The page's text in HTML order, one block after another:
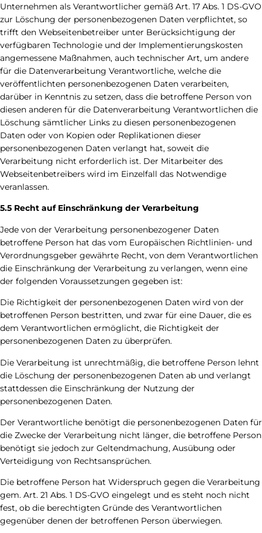
Unternehmen als Verantwortlicher gemäß Art. 17 Abs. 1 DS-GVO
zur Löschung der personenbezogenen Daten verpflichtet, so
trifft den Webseitenbetreiber unter Berücksichtigung der
verfügbaren Technologie und der Implementierungskosten
angemessene Maßnahmen, auch technischer Art, um andere
für die Datenverarbeitung Verantwortliche, welche die
veröffentlichten personenbezogenen Daten verarbeiten,
darüber in Kenntnis zu setzen, dass die betroffene Person von
diesen anderen für die Datenverarbeitung Verantwortlichen die
Löschung sämtlicher Links zu diesen personenbezogenen
Daten oder von Kopien oder Replikationen dieser
personenbezogenen Daten verlangt hat, soweit die
Verarbeitung nicht erforderlich ist. Der Mitarbeiter des
Webseitenbetreibers wird im Einzelfall das Notwendige
veranlassen.
5.5 Recht auf Einschränkung der Verarbeitung
Jede von der Verarbeitung personenbezogener Daten
betroffene Person hat das vom Europäischen Richtlinien- und
Verordnungsgeber gewährte Recht, von dem Verantwortlichen
die Einschränkung der Verarbeitung zu verlangen, wenn eine
der folgenden Voraussetzungen gegeben ist:
Die Richtigkeit der personenbezogenen Daten wird von der
betroffenen Person bestritten, und zwar für eine Dauer, die es
dem Verantwortlichen ermöglicht, die Richtigkeit der
personenbezogenen Daten zu überprüfen.
Die Verarbeitung ist unrechtmäßig, die betroffene Person lehnt
die Löschung der personenbezogenen Daten ab und verlangt
stattdessen die Einschränkung der Nutzung der
personenbezogenen Daten.
Der Verantwortliche benötigt die personenbezogenen Daten für
die Zwecke der Verarbeitung nicht länger, die betroffene Person
benötigt sie jedoch zur Geltendmachung, Ausübung oder
Verteidigung von Rechtsansprüchen.
Die betroffene Person hat Widerspruch gegen die Verarbeitung
gem. Art. 21 Abs. 1 DS-GVO eingelegt und es steht noch nicht
fest, ob die berechtigten Gründe des Verantwortlichen
gegenüber denen der betroffenen Person überwiegen.